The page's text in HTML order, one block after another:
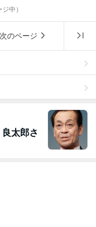
中）
次のページ
太郎さ